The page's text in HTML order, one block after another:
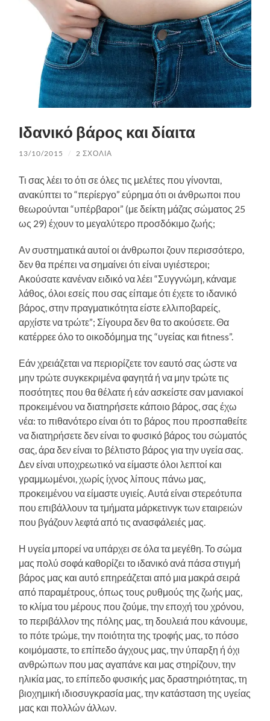
Ιδανικό βάρος και δίαιτα
13/10/2015 / 2 ΣΧΌΛΙΑ
Τι σας λέει το ότι σε όλες τις μελέτες που γίνονται,
ανακύπτει το “περίεργο” εύρημα ότι οι άνθρωποι που
θεωρούνται “υπέρβαροι” (με δείκτη μάζας σώματος 25
ως 29) έχουν το μεγαλύτερο προσδόκιμο ζωής;
Αν συστηματικά αυτοί οι άνθρωποι ζουν περισσότερο,
δεν θα πρέπει να σημαίνει ότι είναι υγιέστεροι;
Ακούσατε κανέναν ειδικό να λέει “Συγγνώμη, κάναμε
λάθος, όλοι εσείς που σας είπαμε ότι έχετε το ιδανικό
βάρος, στην πραγματικότητα είστε ελλιποβαρείς,
αρχίστε να τρώτε”; Σίγουρα δεν θα το ακούσετε. Θα
κατέρρεε όλο το οικοδόμημα της “υγείας και fitness”.
Εάν χρειάζεται να περιορίζετε τον εαυτό σας ώστε να
μην τρώτε συγκεκριμένα φαγητά ή να μην τρώτε τις
ποσότητες που θα θέλατε ή εάν ασκείστε σαν μανιακοί
προκειμένου να διατηρήσετε κάποιο βάρος, σας έχω
νέα: το πιθανότερο είναι ότι το βάρος που προσπαθείτε
να διατηρήσετε δεν είναι το φυσικό βάρος του σώματός
σας, άρα δεν είναι το βέλτιστο βάρος για την υγεία σας.
Δεν είναι υποχρεωτικό να είμαστε όλοι λεπτοί και
γραμμωμένοι, χωρίς ίχνος λίπους πάνω μας,
προκειμένου να είμαστε υγιείς. Αυτά είναι στερεότυπα
που επιβάλλουν τα τμήματα μάρκετινγκ των εταιρειών
που βγάζουν λεφτά από τις ανασφάλειές μας.
Η υγεία μπορεί να υπάρχει σε όλα τα μεγέθη. Το σώμα
μας πολύ σοφά καθορίζει το ιδανικό ανά πάσα στιγμή
βάρος μας και αυτό επηρεάζεται από μια μακρά σειρά
από παραμέτρους, όπως τους ρυθμούς της ζωής μας,
το κλίμα του μέρους που ζούμε, την εποχή του χρόνου,
το περιβάλλον της πόλης μας, τη δουλειά που κάνουμε,
το πότε τρώμε, την ποιότητα της τροφής μας, το πόσο
κοιμόμαστε, το επίπεδο άγχους μας, την ύπαρξη ή όχι
ανθρώπων που μας αγαπάνε και μας στηρίζουν, την
ηλικία μας, το επίπεδο φυσικής μας δραστηριότητας, τη
βιοχημική ιδιοσυγκρασία μας, την κατάσταση της υγείας
μας και πολλών άλλων.